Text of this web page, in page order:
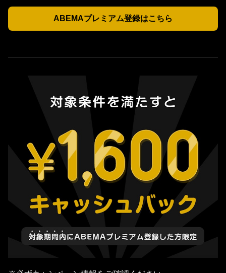
ABEMAプレミアム登録はこちら